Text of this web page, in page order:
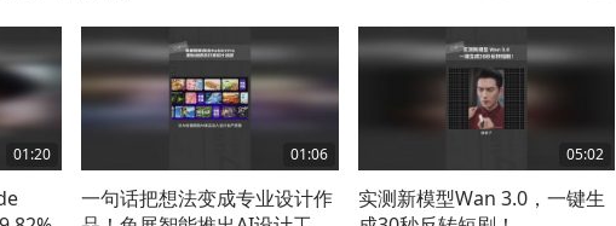
01:20 01:06
一句话把想法变成专业设计作
05:02
实测新模型Wan 3.0，一键生